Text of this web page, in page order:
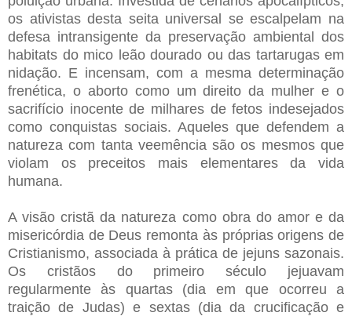
os ativistas desta seita universal se escalpelam na
defesa intransigente da preservação ambiental dos
habitats do mico leão dourado ou das tartarugas em
nidação. E incensam, com a mesma determinação
frenética, o aborto como um direito da mulher e o
sacrifício inocente de milhares de fetos indesejados
como conquistas sociais. Aqueles que defendem a
natureza com tanta veemência são os mesmos que
violam os preceitos mais elementares da vida
humana.
A visão cristã da natureza como obra do amor e da
misericórdia de Deus remonta às próprias origens de
Cristianismo, associada à prática de jejuns sazonais.
Os cristãos do primeiro século jejuavam
regularmente às quartas (dia em que ocorreu a
traição de Judas) e sextas (dia da crucificação e